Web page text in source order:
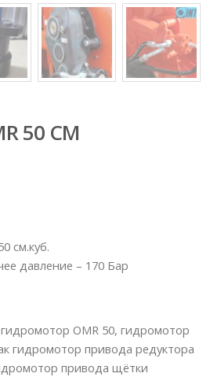
50 CM
см.куб.
давление – 170 Бар
OMR 50, гидромотор
гидромотор привода редуктора
привода щётки